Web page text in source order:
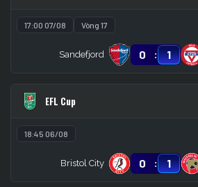
17:00 07/08 Vòng 17
Sandefjord 0 : 1
EFL Cup
18:45 06/08
Bristol City 0 : 1